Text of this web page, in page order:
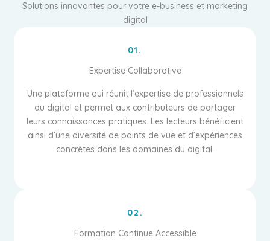
Solutions innovantes pour votre e-business et marketing
digital
01.
Expertise Collaborative
Une plateforme qui réunit l’expertise de professionnels
du digital et permet aux contributeurs de partager
leurs connaissances pratiques. Les lecteurs bénéficient
ainsi d’une diversité de points de vue et d’expériences
concrètes dans les domaines du digital.
02.
Formation Continue Accessible